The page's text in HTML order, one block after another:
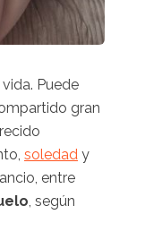
Puede
gran
soledad y
entre
, según